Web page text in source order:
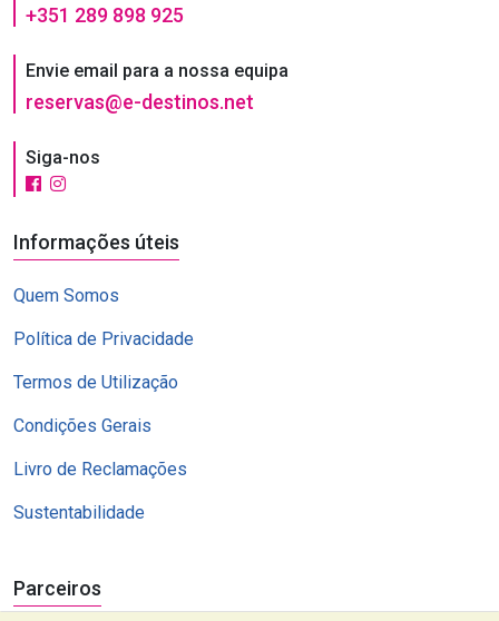
+351 289 898 925
Envie email para a nossa equipa
reservas@e-destinos.net
Siga-nos
Informações úteis
Quem Somos
Política de Privacidade
Termos de Utilização
Condições Gerais
Livro de Reclamações
Sustentabilidade
Parceiros